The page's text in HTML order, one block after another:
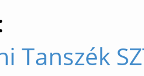
Tanszék